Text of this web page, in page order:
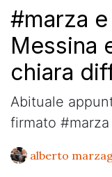
#marza e
Messina
chiara
Abituale
firmato
alberto